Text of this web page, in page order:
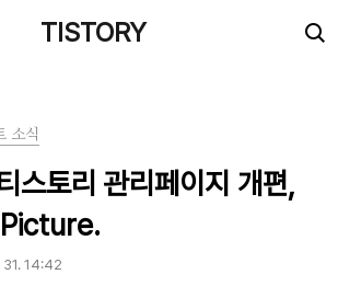
TISTORY
소식
스토리 관리페이지 개편,
31. 14:42